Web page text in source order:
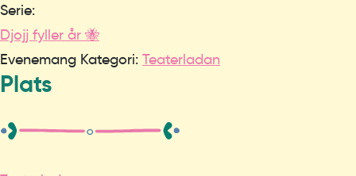
Serie:
Djojj fyller år 🐝
Evenemang Kategori: Teaterladan
Plats